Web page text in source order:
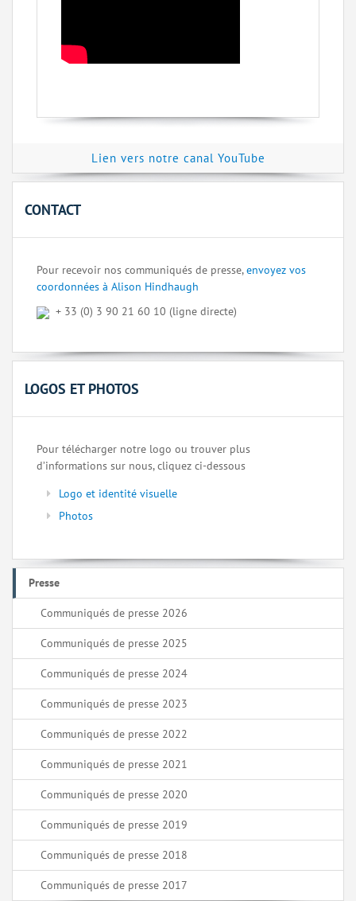
Lien vers notre canal YouTube
CONTACT
Pour recevoir nos communiqués de presse,envoyez vos
coordonnées à Alison Hindhaugh
+ 33 (0) 3 90 21 60 10 (ligne directe)
LOGOS ET PHOTOS
Pour télécharger notre logo ou trouver plus
d’informations sur nous, cliquez ci-dessous
Logo et identité visuelle
Photos
Presse
Communiqués de presse 2026
Communiqués de presse 2025
Communiqués de presse 2024
Communiqués de presse 2023
Communiqués de presse 2022
Communiqués de presse 2021
Communiqués de presse 2020
Communiqués de presse 2019
Communiqués de presse 2018
Communiqués de presse 2017